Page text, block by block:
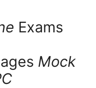
Exams
Mock